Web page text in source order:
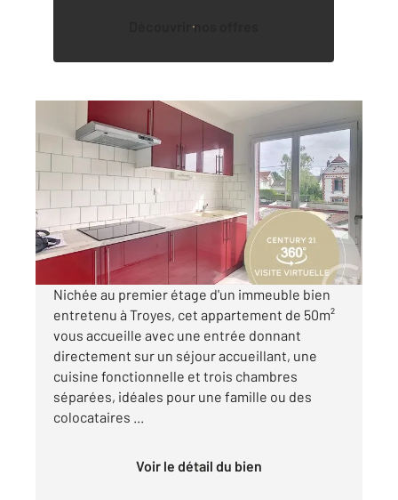
Découvrir nos offres
TROYES 10
50 m2, 4 pièces
Ref : 52993
Appartement F4 à louer
625 €
par mois charges comprises
Nichée au premier étage d'un immeuble bien
entretenu à Troyes, cet appartement de 50m²
vous accueille avec une entrée donnant
directement sur un séjour accueillant, une
cuisine fonctionnelle et trois chambres
séparées, idéales pour une famille ou des
colocataires ...
Voir le détail du bien